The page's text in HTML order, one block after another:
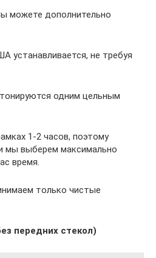
можете дополнительно
устанавливается, не требуя
одним цельным
1-2 часов, поэтому
мы выберем максимально
время.
только чистые
передних стекол)